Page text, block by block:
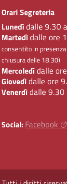
Orari Segreteria
Lunedìdalle 9.30
Martedìdalle ore
consentito in
chiusura delle 18.30)
Mercoledìdalle
Giovedìdalle ore
Venerdìdalle
Social: Facebook